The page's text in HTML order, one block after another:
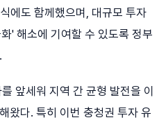
에도 함께했으며, 대규모 투자
' 해소에 기여할 수 있도록 정부
앞세워 지역 간 균형 발전을 이
왔다. 특히 이번 충청권 투자 유